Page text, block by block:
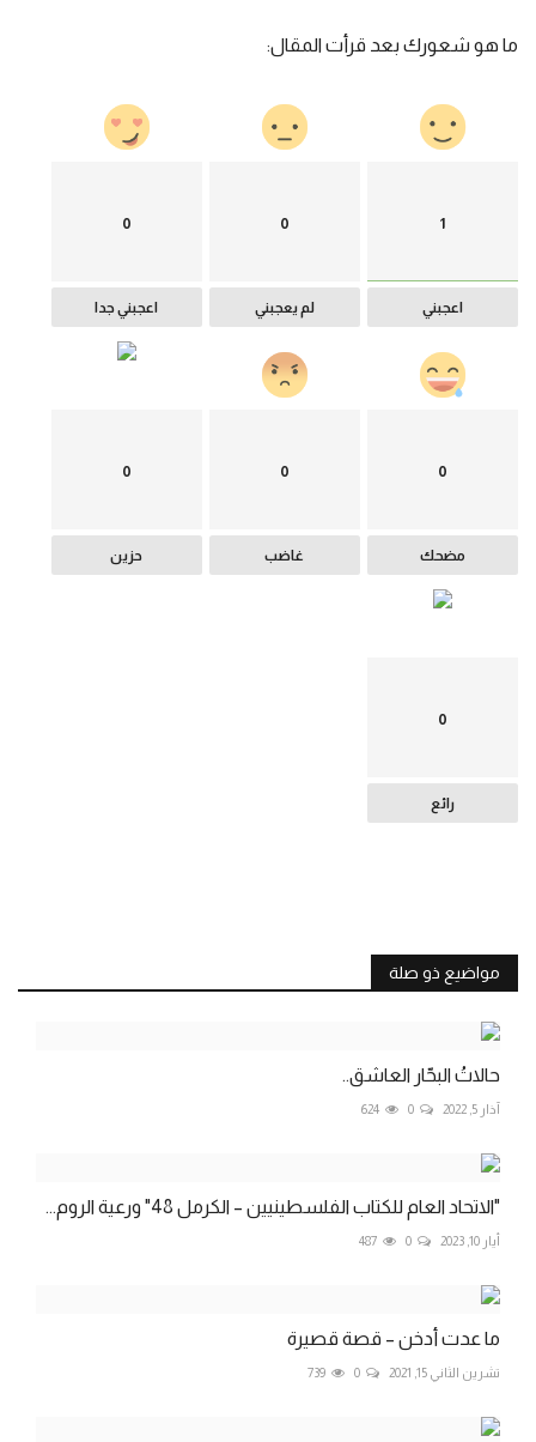
ما هو شعورك بعد قرأت المقال:
1
اعجبني
0
لم يعجبني
0
اعجبني جدا
0
مضحك
0
غاضب
0
حزين
0
رائع
مواضيع ذو صلة
حالاتُ البحّار العاشق..
آذار 5, 2022 0
624
"الاتحاد العام للكتاب الفلسطينيين – الكرمل 48" ورعية الروم...
أيار 10, 2023 0
487
ما عدت أدخن – قصة قصيرة
تشرين الثاني 15, 2021 0
739